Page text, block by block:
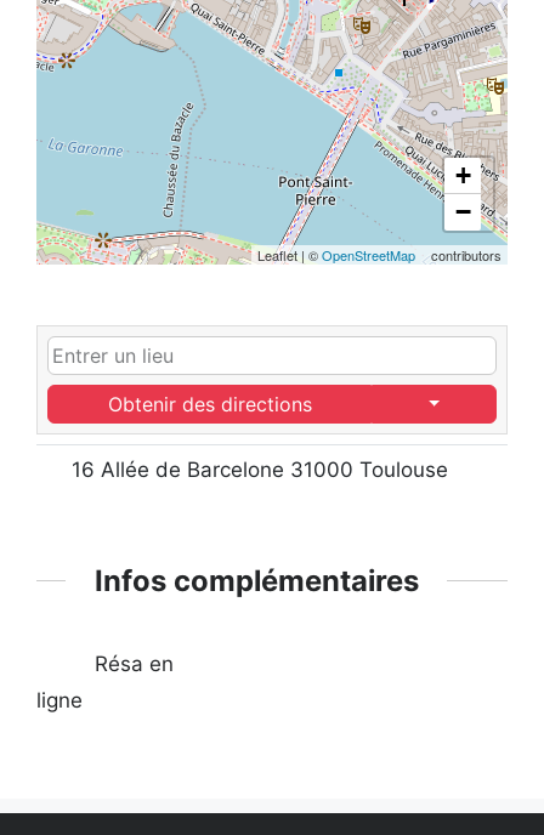
+
−
Leaflet | ©OpenStreetMap contributors
Obtenir des directions
16 Allée de Barcelone 31000 Toulouse
Infos complémentaires
Résa en
ligne